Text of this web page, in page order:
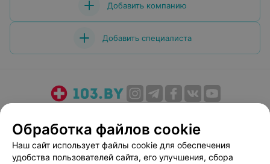
Добавить компанию
Добавить специалиста
Медицинский маркетинг
Публичный договор
Пользовательское соглашение
Способы оплаты
Обработка файлов cookie
Наш сайт использует файлы cookie для обеспечения
удобства пользователей сайта, его улучшения, сбора